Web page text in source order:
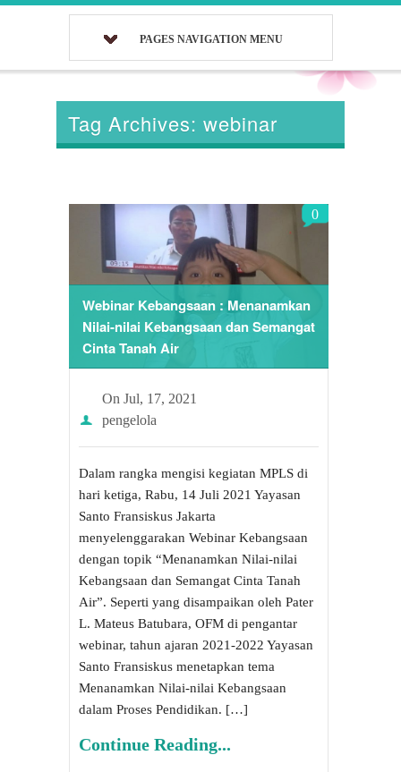
PAGES NAVIGATION MENU
Tag Archives: webinar
Webinar Kebangsaan : Menanamkan
Nilai-nilai Kebangsaan dan Semangat
Cinta Tanah Air
0
On Jul, 17, 2021
pengelola
Dalam rangka mengisi kegiatan MPLS di
hari ketiga, Rabu, 14 Juli 2021 Yayasan
Santo Fransiskus Jakarta
menyelenggarakan Webinar Kebangsaan
dengan topik “Menanamkan Nilai-nilai
Kebangsaan dan Semangat Cinta Tanah
Air”. Seperti yang disampaikan oleh Pater
L. Mateus Batubara, OFM di pengantar
webinar, tahun ajaran 2021-2022 Yayasan
Santo Fransiskus menetapkan tema
Menanamkan Nilai-nilai Kebangsaan
dalam Proses Pendidikan. […]
Continue Reading...